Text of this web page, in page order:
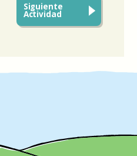
Siguiente
Actividad